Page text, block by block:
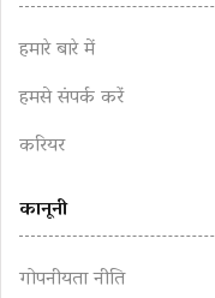
हमारे बारे में
हमसे संपर्क करें
करियर
कानूनी
गोपनीयता नीति